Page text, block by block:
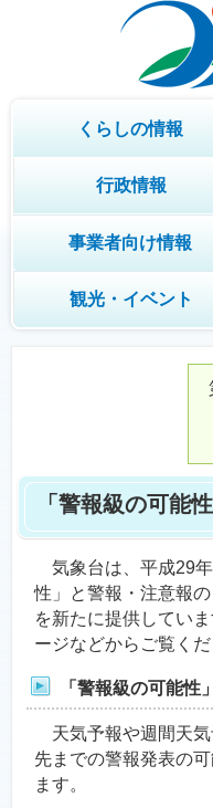
くらしの情報
行政情報
事業者向け情報
観光・イベント
「警報級の可能
気象台は、平成29
性」と警報・注意報
を新たに提供してい
ージなどからご覧くだ
「警報級の可能性」
天気予報や週間天気
先までの警報発表の
ます。